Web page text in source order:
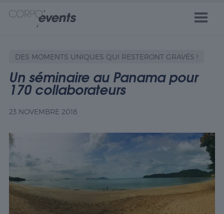
DES MOMENTS UNIQUES QUI RESTERONT GRAVÉS !
Un séminaire au Panama pour
170 collaborateurs
23 NOVEMBRE 2018